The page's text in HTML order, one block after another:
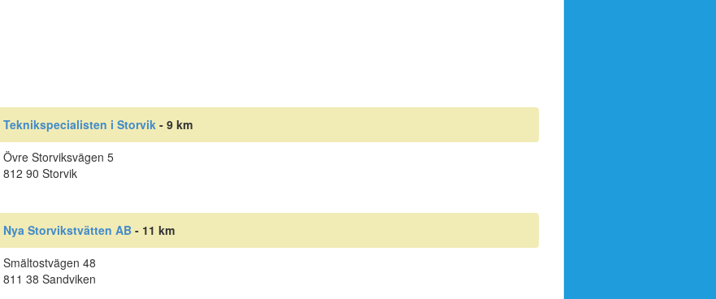
Teknikspecialisten i Storvik- 9 km
Övre Storviksvägen 5
812 90 Storvik
Nya Storvikstvätten AB- 11 km
Smältostvägen 48
811 38 Sandviken